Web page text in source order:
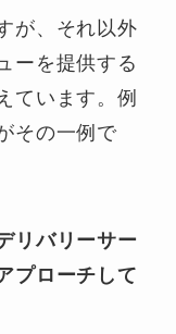
が、それ以外
ーを提供する
ています。例
その一例で
リバリーサー
プローチして